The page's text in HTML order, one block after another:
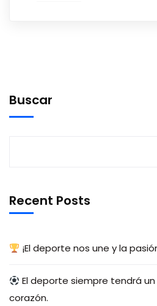
Buscar
Recent Posts
¡El deporte nos une y la
El deporte siempre tendrá
corazón.